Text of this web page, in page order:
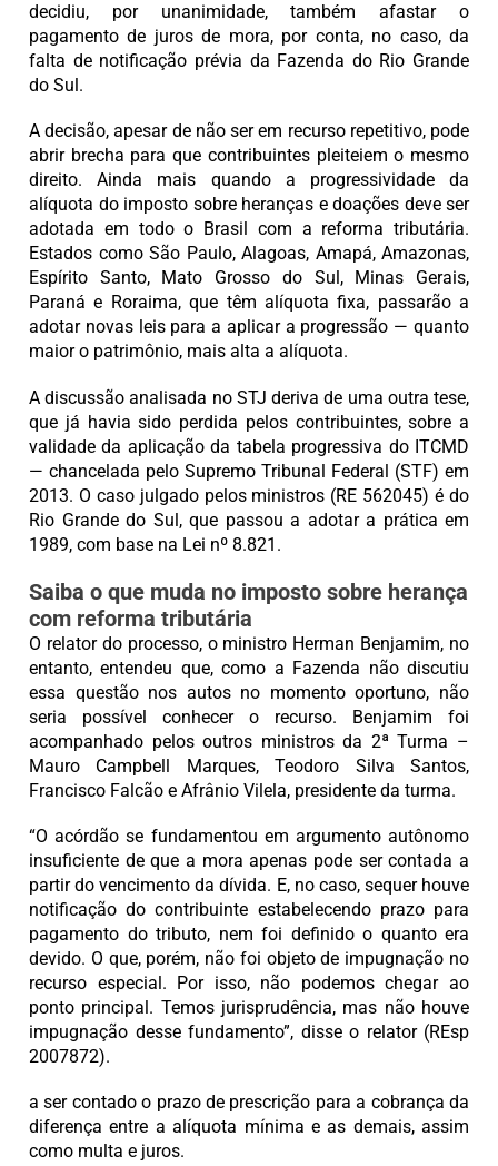
decidiu, por unanimidade, também afastar o
pagamento de juros de mora, por conta, no caso, da
falta de notificação prévia da Fazenda do Rio Grande
do Sul.
A decisão, apesar de não ser em recurso repetitivo, pode
abrir brecha para que contribuintes pleiteiem o mesmo
direito. Ainda mais quando a progressividade da
alíquota do imposto sobre heranças e doações deve ser
adotada em todo o Brasil com a reforma tributária.
Estados como São Paulo, Alagoas, Amapá, Amazonas,
Espírito Santo, Mato Grosso do Sul, Minas Gerais,
Paraná e Roraima, que têm alíquota fixa, passarão a
adotar novas leis para a aplicar a progressão — quanto
maior o patrimônio, mais alta a alíquota.
A discussão analisada no STJ deriva de uma outra tese,
que já havia sido perdida pelos contribuintes, sobre a
validade da aplicação da tabela progressiva do ITCMD
— chancelada pelo Supremo Tribunal Federal (STF) em
2013. O caso julgado pelos ministros (RE 562045) é do
Rio Grande do Sul, que passou a adotar a prática em
1989, com base na Lei nº 8.821.
Saiba o que muda no imposto sobre herança
com reforma tributária
O relator do processo, o ministro Herman Benjamim, no
entanto, entendeu que, como a Fazenda não discutiu
essa questão nos autos no momento oportuno, não
seria possível conhecer o recurso. Benjamim foi
acompanhado pelos outros ministros da 2ª Turma –
Mauro Campbell Marques, Teodoro Silva Santos,
Francisco Falcão e Afrânio Vilela, presidente da turma.
“O acórdão se fundamentou em argumento autônomo
insuficiente de que a mora apenas pode ser contada a
partir do vencimento da dívida. E, no caso, sequer houve
notificação do contribuinte estabelecendo prazo para
pagamento do tributo, nem foi definido o quanto era
devido. O que, porém, não foi objeto de impugnação no
recurso especial. Por isso, não podemos chegar ao
ponto principal. Temos jurisprudência, mas não houve
impugnação desse fundamento”, disse o relator (REsp
2007872).
a ser contado o prazo de prescrição para a cobrança da
diferença entre a alíquota mínima e as demais, assim
como multa e juros.